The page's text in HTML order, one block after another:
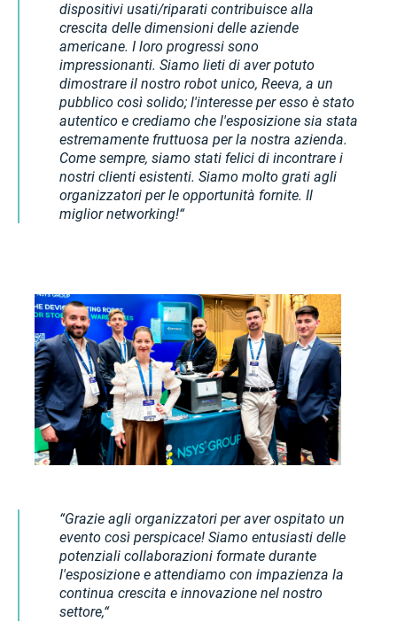
dispositivi usati/riparati contribuisce alla
crescita delle dimensioni delle aziende
americane. I loro progressi sono
impressionanti. Siamo lieti di aver potuto
dimostrare il nostro robot unico, Reeva, a un
pubblico così solido; l'interesse per esso è stato
autentico e crediamo che l'esposizione sia stata
estremamente fruttuosa per la nostra azienda.
Come sempre, siamo stati felici di incontrare i
nostri clienti esistenti. Siamo molto grati agli
organizzatori per le opportunità fornite. Il
miglior networking!
Grazie agli organizzatori per aver ospitato un
evento così perspicace! Siamo entusiasti delle
potenziali collaborazioni formate durante
l'esposizione e attendiamo con impazienza la
continua crescita e innovazione nel nostro
settore,